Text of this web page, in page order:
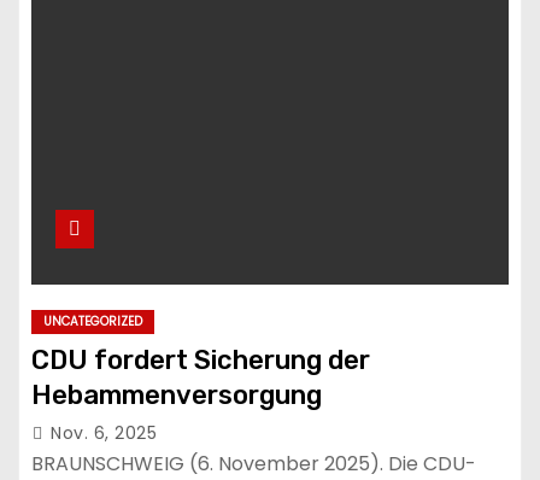
UNCATEGORIZED
CDU fordert Sicherung der
Hebammenversorgung
Nov. 6, 2025
BRAUNSCHWEIG (6. November 2025). Die CDU-